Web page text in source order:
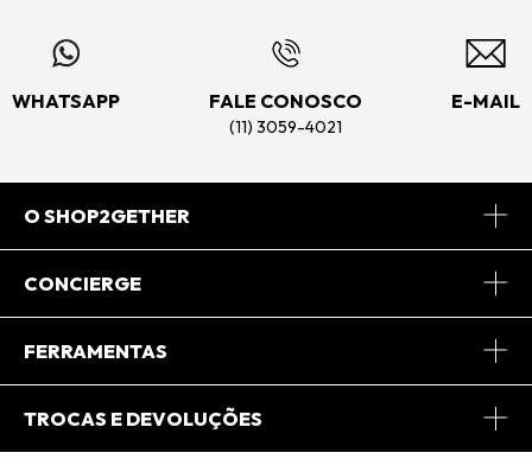
WHATSAPP FALE CONOSCO
(11) 3059-4021
E-MAIL
O SHOP2GETHER
Sobre Nós
Journal
CONCIERGE
Central de Relacionamento
FERRAMENTAS
Minha Conta
TROCAS E DEVOLUÇÕES